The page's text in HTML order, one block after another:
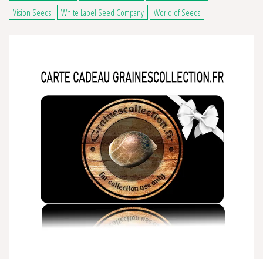
Vision Seeds
White Label Seed Company World of Seeds